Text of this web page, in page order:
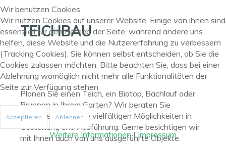
TEICHBAU
Planen Sie einen Teich, ein Biotop, Bachlauf oder
Brunnen in Ihrem Garten? Wir beraten Sie
umfassend über die vielfältigen Möglichkeiten in
Gestaltung und Ausführung. Gerne besichtigen wir
mit Ihnen auch von uns ausgeführte Objekte.
Wir benutzen Cookies
Wir nutzen Cookies auf unserer Website. Einige von ihnen sind
essenziell für den Betrieb der Seite, während andere uns
helfen, diese Website und die Nutzererfahrung zu verbessern
(Tracking Cookies). Sie können selbst entscheiden, ob Sie die
Cookies zulassen möchten. Bitte beachten Sie, dass bei einer
Ablehnung womöglich nicht mehr alle Funktionalitäten der
Seite zur Verfügung stehen.
Akzeptieren Ablehnen
Weitere Informationen| Impressum